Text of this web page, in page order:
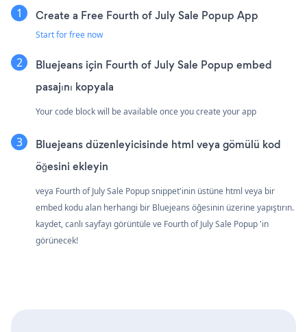
Create a Free Fourth of July Sale Popup App
Start for free now
Bluejeans için Fourth of July Sale Popup embed
pasajını kopyala
Your code block will be available once you create your app
Bluejeans düzenleyicisinde html veya gömülü kod
öğesini ekleyin
veya Fourth of July Sale Popup snippet'inin üstüne html veya bir
embed kodu alan herhangi bir Bluejeans öğesinin üzerine yapıştırın.
kaydet, canlı sayfayı görüntüle ve Fourth of July Sale Popup 'in
görünecek!